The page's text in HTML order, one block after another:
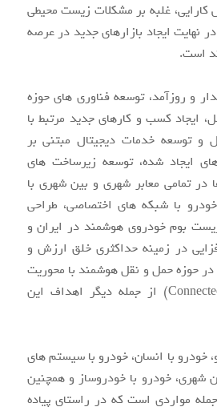
کارایی، غلبه بر مشکلات زیست محیطی
نهایت ایجاد بازارهای جدید در عرصه
است.
و روزآمد، توسعه فناوری های حوزه
ایجاد کسب و کارهای جدید مرتبط با
و توسعه خدمات دیجیتال مبتنی بر
ایجاد شده، توسعه زیرساخت های
در تمامی معابر شهری و بین شهری با
با شبکه های اختصاصی، طراحی
بوم خودروی هوشمند در ایران و
در زمینه حداکثری خلق ارزش و
حوزه حمل و نقل هوشمند با محوریت
خودروی متصل (Connected Car) از جمله دیگر اهداف این
خودرو با انسان، خودرو با سیستم های
خودرو با خودروساز و همچنین
جمله مواردی است که در راستای پیاده